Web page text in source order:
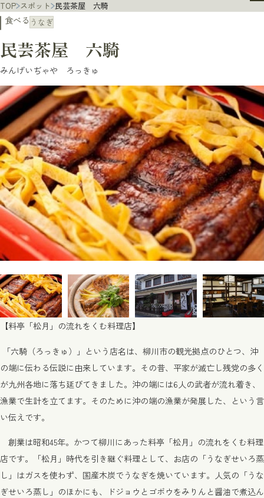
TOP スポット 民芸茶屋 六騎
民芸茶屋 六騎
みんげいぢゃや ろっきゅ
食べる うなぎ
【料亭「松月」の流れをくむ料理店】
「六騎（ろっきゅ）」という店名は、柳川市の観光拠点のひとつ、沖
の端に伝わる伝説に由来しています。その昔、平家が滅亡し残党の多く
が九州各地に落ち延びてきました。沖の端には6人の武者が流れ着き、
漁業で生計を立てます。そのために沖の端の漁業が発展した、という言
い伝えです。
創業は昭和45年。かつて柳川にあった料亭「松月」の流れをくむ料理
店です。「松月」時代を引き継ぐ料理として、お店の「うなぎせいろ蒸
し」はガスを使わず、国産木炭でうなぎを焼いています。人気の「うな
ぎせいろ蒸し」のほかにも、ドジョウとゴボウをみりんと醤油で煮込ん